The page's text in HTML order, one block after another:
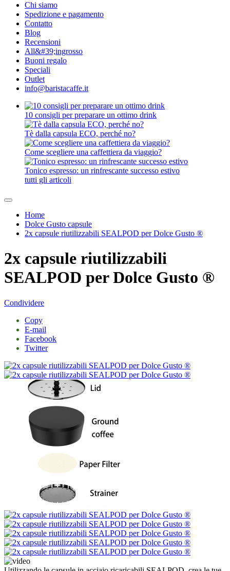
Chi siamo
Spedizione e pagamento
Contatto
Blog
Recensioni
All&#39;ingrosso
Buoni regalo
Speciali
Outlet
info@baristacaffe.it
10 consigli per preparare un ottimo drink
Tè dalla capsula ECO, perché no?
Come scegliere una caffettiera da viaggio?
Tonico espresso: un rinfrescante successo estivo
tutti gli articoli
Home
Dolce Gusto capsule
2x capsule riutilizzabili SEALPOD per Dolce Gusto ®
2x capsule riutilizzabili
SEALPOD per Dolce Gusto ®
Condividere
Copy
E-mail
Facebook
Twitter